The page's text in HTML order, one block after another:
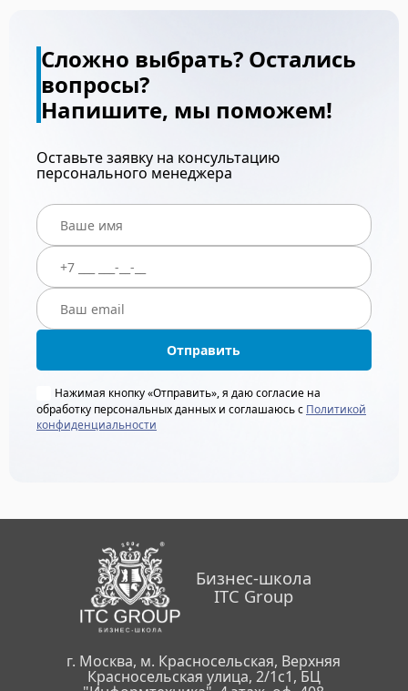
Сложно выбрать? Остались
вопросы?
Напишите, мы поможем!
Оставьте заявку на консультацию
персонального менеджера
Отправить
Нажимая кнопку «Отправить», я даю согласие на
обработку персональных данных и соглашаюсь с Политикой
конфиденциальности
Бизнес-школа
ITC Group
г. Москва, м. Красносельская, Верхняя
Красносельская улица, 2/1с1, БЦ